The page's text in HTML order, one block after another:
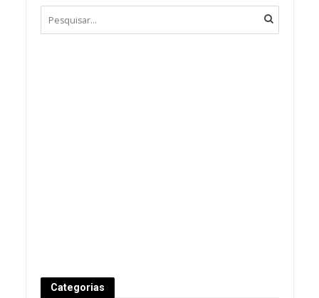
Categorias